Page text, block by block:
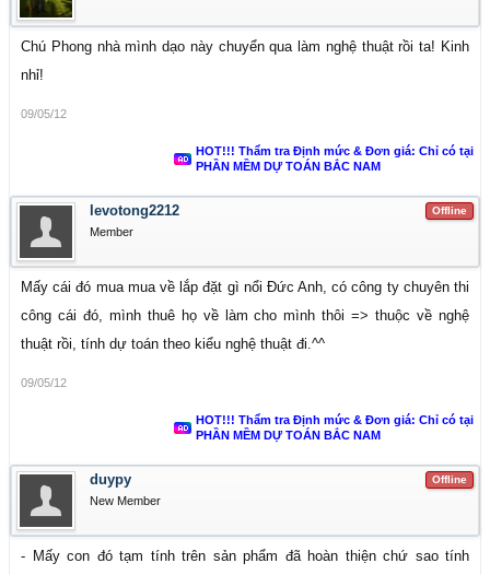
Chú Phong nhà mình dạo này chuyển qua làm nghệ thuật rồi ta! Kinh
nhỉ!
09/05/12
HOT!!! Thẩm tra Định mức & Đơn giá: Chỉ có tại
PHẦN MỀM DỰ TOÁN BẮC NAM
Offline
levotong2212
Member
Mấy cái đó mua mua về lắp đặt gì nổi Đức Anh, có công ty chuyên thi
công cái đó, mình thuê họ về làm cho mình thôi => thuộc về nghệ
thuật rồi, tính dự toán theo kiểu nghệ thuật đi.^^
09/05/12
HOT!!! Thẩm tra Định mức & Đơn giá: Chỉ có tại
PHẦN MỀM DỰ TOÁN BẮC NAM
Offline
duypy
New Member
- Mấy con đó tạm tính trên sản phẩm đã hoàn thiện chứ sao tính